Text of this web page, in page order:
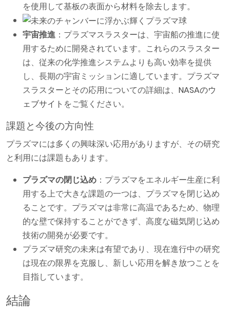
を使用して基板の表面から材料を除去します。
宇宙推進 ：プラズマスラスターは、宇宙船の推進に使
用するために開発されています。これらのスラスター
は、従来の化学推進システムよりも高い効率を提供
し、長期の宇宙ミッションに適しています。プラズマ
スラスターとその応用についての詳細は、 NASAのウ
ェブサイト をご覧ください。
課題と今後の方向性
プラズマには多くの興味深い応用がありますが、その研究
と利用には課題もあります。
プラズマの閉じ込め ：プラズマをエネルギー生産に利
用する上で大きな課題の一つは、プラズマを閉じ込め
ることです。プラズマは非常に高温であるため、物理
的な壁で保持することができず、高度な磁気閉じ込め
技術の開発が必要です。
プラズマ研究の未来は有望であり、現在進行中の研究
は現在の限界を克服し、新しい応用を解き放つことを
目指しています。
結論